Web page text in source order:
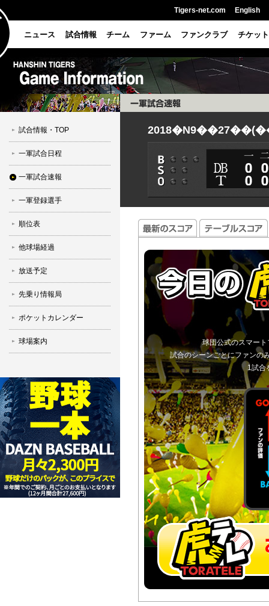
Tigers-net.com English
ニュース 試合情報 チーム ファーム ファンクラブ チケット
試合情報・TOP
一軍試合日程
一軍試合速報
一軍登録選手
順位表
他球場経過
放送予定
先乗り情報局
ポケットカレンダー
球場案内
球団公式のスマー
試合のシーンごとにファンの
1試合